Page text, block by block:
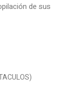
de sus